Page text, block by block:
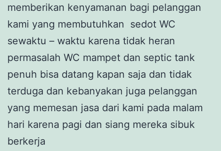
memberikan kenyamanan bagi pelanggan
kami yang membutuhkan sedot WC
sewaktu – waktu karena tidak heran
permasalah WC mampet dan septic tank
penuh bisa datang kapan saja dan tidak
terduga dan kebanyakan juga pelanggan
yang memesan jasa dari kami pada malam
hari karena pagi dan siang mereka sibuk
berkerja